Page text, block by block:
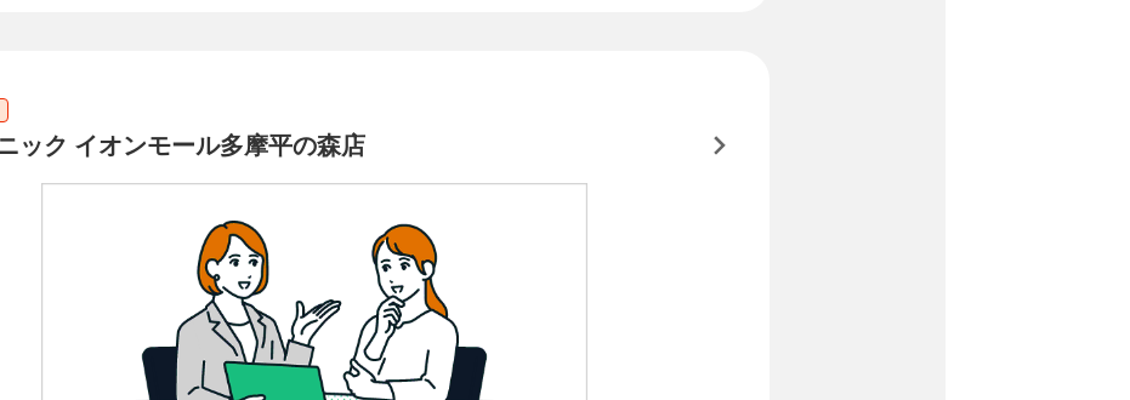
ック イオンモール多摩平の森店